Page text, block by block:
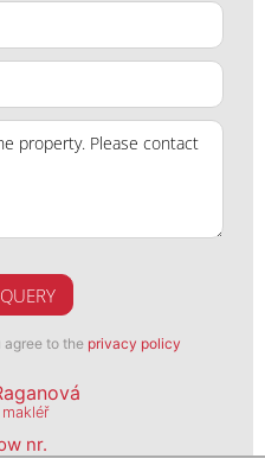
agree to the privacy policy
nr.